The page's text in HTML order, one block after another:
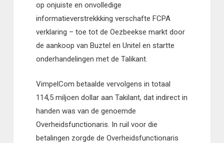
op onjuiste en onvolledige
informatieverstrekkking verschafte FCPA
verklaring – toe tot de Oezbeekse markt door
de aankoop van Buztel en Unitel en startte
onderhandelingen met de Talikant.
VimpelCom betaalde vervolgens in totaal
114,5 miljoen dollar aan Takilant, dat indirect in
handen was van de genoemde
Overheidsfunctionaris. In ruil voor die
betalingen zorgde de Overheidsfunctionaris